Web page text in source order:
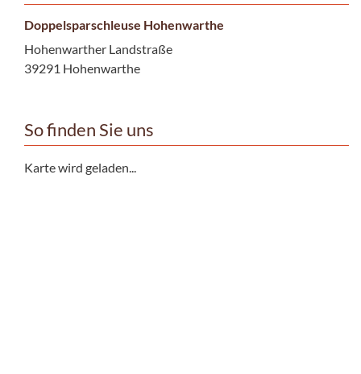
Doppelsparschleuse Hohenwarthe
Hohenwarther Landstraße
39291 Hohenwarthe
So finden Sie uns
Karte wird geladen...